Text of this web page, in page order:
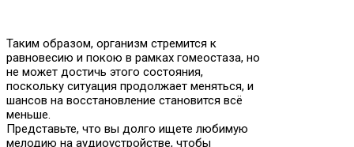
Таким образом, организм стремится к
равновесию и покою в рамках гомеостаза, но
не может достичь этого состояния,
поскольку ситуация продолжает меняться, и
шансов на восстановление становится всё
меньше.
Представьте, что вы долго ищете любимую
мелодию на аудиоустройстве, чтобы